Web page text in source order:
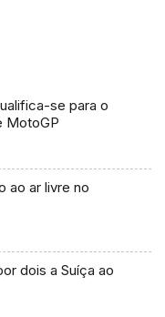
se para o
MotoGP
ao ar livre no
dois a Suíça ao